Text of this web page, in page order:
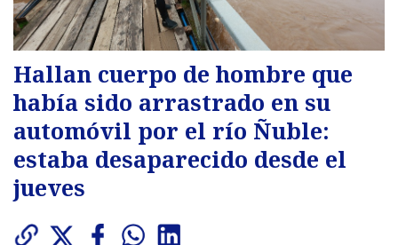
Hallan cuerpo de hombre que
había sido arrastrado en su
automóvil por el río Ñuble:
estaba desaparecido desde el
jueves